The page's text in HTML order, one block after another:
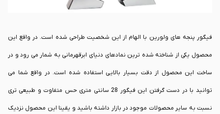
فیگور پنجه های ولورین با الهام از این شخصیت طراحی شده است. در واقع این
محصول یکی از شناخته شده ترین نمادهای دنیای ابرقهرمانی به شمار می رود و در
ساخت این محصول از دقت بسیار بالایی استفاده شده است. در واقع شما می
توانید با در دست گرفتن این فیگور 28 سانتی متری حس متفاوت و طبیعی تری
نسبت به سایر محصولات موجود در بازار داشته باشید و یقینا این محصول نزدیک